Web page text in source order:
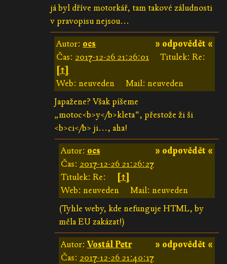
já byl dříve motorkář, tam takové záludnosti
v pravopisu nejsou...
» odpovědět «
Autor: ocs
Čas: 2017-12-26 21:26:01
Titulek: Re:
[↑]
Web: neuveden
Mail: neuveden
Japažene? Však píšeme
„motoc<b>y</b>kleta“, přestože ži ši
<b>ci</b> ji..., aha!
» odpovědět «
Autor: ocs
Čas: 2017-12-26 21:26:27
Titulek: Re:
[↑]
Web: neuveden
Mail: neuveden
(Tyhle weby, kde nefunguje HTML, by
měla EU zakázat!)
» odpovědět «
Autor:Vostál Petr
Čas: 2017-12-26 21:40:17